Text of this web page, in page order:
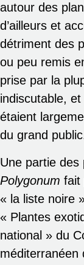
autour des
d’ailleurs et
détriment des
ou peu remis
prise par la
indiscutable,
étaient
du grand
Une partie des
Polygonum fait
« la liste noire
« Plantes
national » du
méditerranéen